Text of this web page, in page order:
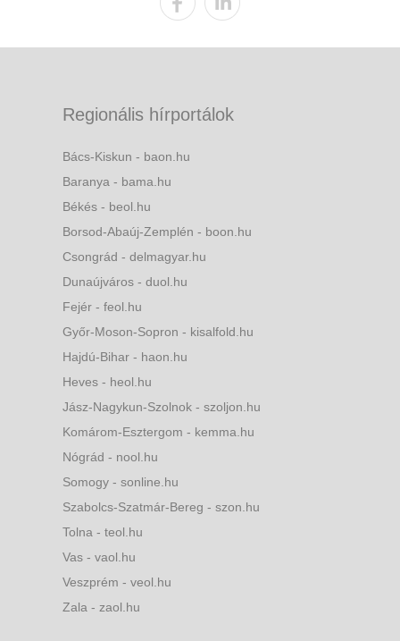
Regionális hírportálok
Bács-Kiskun - baon.hu
Baranya - bama.hu
Békés - beol.hu
Borsod-Abaúj-Zemplén - boon.hu
Csongrád - delmagyar.hu
Dunaújváros - duol.hu
Fejér - feol.hu
Győr-Moson-Sopron - kisalfold.hu
Hajdú-Bihar - haon.hu
Heves - heol.hu
Jász-Nagykun-Szolnok - szoljon.hu
Komárom-Esztergom - kemma.hu
Nógrád - nool.hu
Somogy - sonline.hu
Szabolcs-Szatmár-Bereg - szon.hu
Tolna - teol.hu
Vas - vaol.hu
Veszprém - veol.hu
Zala - zaol.hu